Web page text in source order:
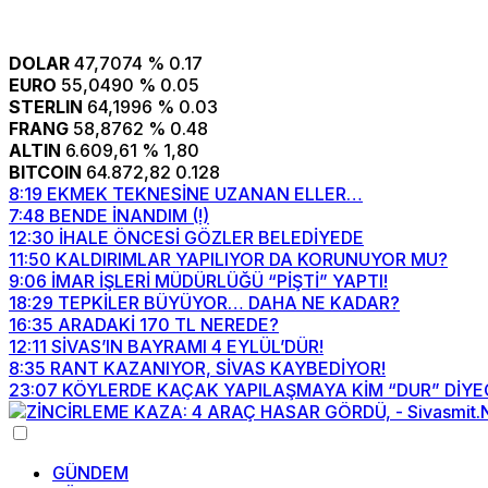
DOLAR 47,7074 % 0.17
EURO 55,0490 % 0.05
STERLIN 64,1996 % 0.03
FRANG 58,8762 % 0.48
ALTIN 6.609,61 % 1,80
BITCOIN 64.872,82 0.128
8:19 EKMEK TEKNESİNE UZANAN ELLER…
7:48 BENDE İNANDIM (!)
12:30 İHALE ÖNCESİ GÖZLER BELEDİYEDE
11:50 KALDIRIMLAR YAPILIYOR DA KORUNUYOR MU?
9:06 İMAR İŞLERİ MÜDÜRLÜĞÜ “PİŞTİ” YAPTI!
18:29 TEPKİLER BÜYÜYOR… DAHA NE KADAR?
16:35 ARADAKİ 170 TL NEREDE?
12:11 SİVAS’IN BAYRAMI 4 EYLÜL’DÜR!
8:35 RANT KAZANIYOR, SİVAS KAYBEDİYOR!
23:07 KÖYLERDE KAÇAK YAPILAŞMAYA KİM “DUR”
GÜNDEM